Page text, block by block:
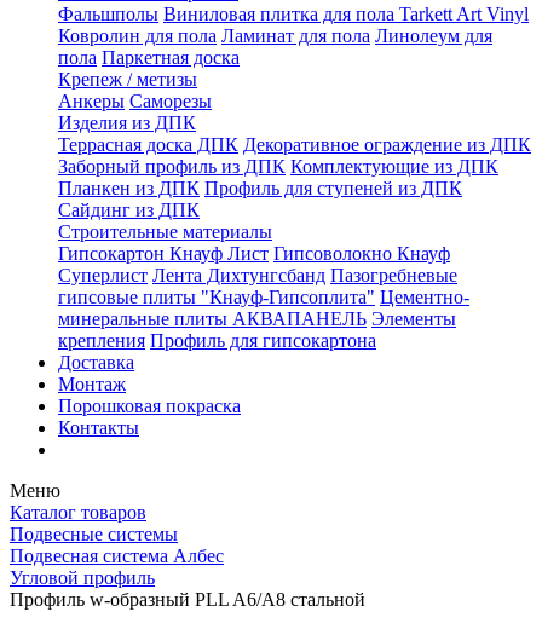
Фальшполы Виниловая плитка для пола Tarkett Art Vinyl
Ковролин для пола Ламинат для пола Линолеум для
пола Паркетная доска
Крепеж / метизы
Анкеры Саморезы
Изделия из ДПК
Террасная доска ДПК Декоративное ограждение из ДПК
Заборный профиль из ДПК Комплектующие из ДПК
Планкен из ДПК Профиль для ступеней из ДПК
Сайдинг из ДПК
Строительные материалы
Гипсокартон Кнауф Лист Гипсоволокно Кнауф
Суперлист Лента Дихтунгсбанд Пазогребневые
гипсовые плиты "Кнауф-Гипсоплита" Цементно-
минеральные плиты АКВАПАНЕЛЬ Элементы
крепления Профиль для гипсокартона
Доставка
Монтаж
Порошковая покраска
Контакты
Меню
Каталог товаров
Подвесные системы
Подвесная система Албес
Угловой профиль
Профиль w-образный PLL A6/A8 стальной